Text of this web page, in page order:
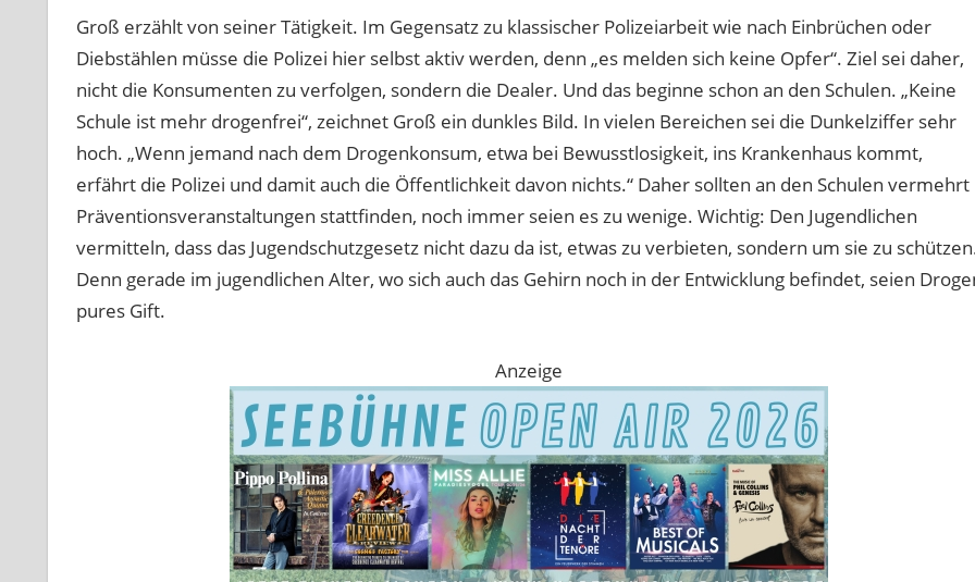
Groß erzählt von seiner Tätigkeit. Im Gegensatz zu klassischer Polizeiarbeit wie nach Einbrüchen oder
Diebstählen müsse die Polizei hier selbst aktiv werden, denn „es melden sich keine Opfer“. Ziel sei daher,
nicht die Konsumenten zu verfolgen, sondern die Dealer. Und das beginne schon an den Schulen. „Keine
Schule ist mehr drogenfrei“, zeichnet Groß ein dunkles Bild. In vielen Bereichen sei die Dunkelziffer sehr
hoch. „Wenn jemand nach dem Drogenkonsum, etwa bei Bewusstlosigkeit, ins Krankenhaus kommt,
erfährt die Polizei und damit auch die Öffentlichkeit davon nichts.“ Daher sollten an den Schulen vermehrt
Präventionsveranstaltungen stattfinden, noch immer seien es zu wenige. Wichtig: Den Jugendlichen
vermitteln, dass das Jugendschutzgesetz nicht dazu da ist, etwas zu verbieten, sondern um sie zu
Denn gerade im jugendlichen Alter, wo sich auch das Gehirn noch in der Entwicklung befindet, seien
pures Gift.
Anzeige